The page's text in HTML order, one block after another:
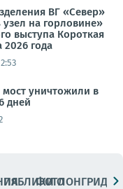
ВГ «Север»
на горловине»
выступа Короткая
2026 года
уничтожили в
дней
ПАБЛИКИ
ФОТОЛОНГРИДЫ